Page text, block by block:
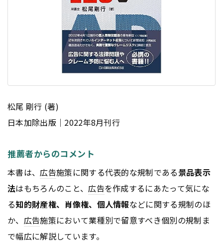
松尾 剛行 (著)
日本加除出版｜2022年8月刊行
推薦者からのコメント
本書は、広告施策に関する代表的な規制である景品表示
法はもちろんのこと、広告を作成するにあたって気にな
る知的財産権、肖像権、個人情報などに関する規制のほ
か、 広告施策において業種別で留意すべき個別の規制ま
で幅広に解説しています。